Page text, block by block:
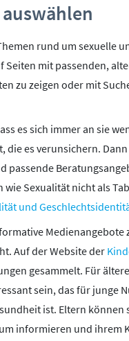
rund um sexuelle
mit passenden,
zu zeigen oder mit
es sich immer an sie
es verunsichern.
Sexualität nicht als
und
Medienangebote
Auf der Website der
gesammelt. Für
sein, das für junge
ist. Eltern
informieren und ihrem